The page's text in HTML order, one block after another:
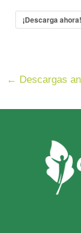
¡Descarga ahora!
← Descargas